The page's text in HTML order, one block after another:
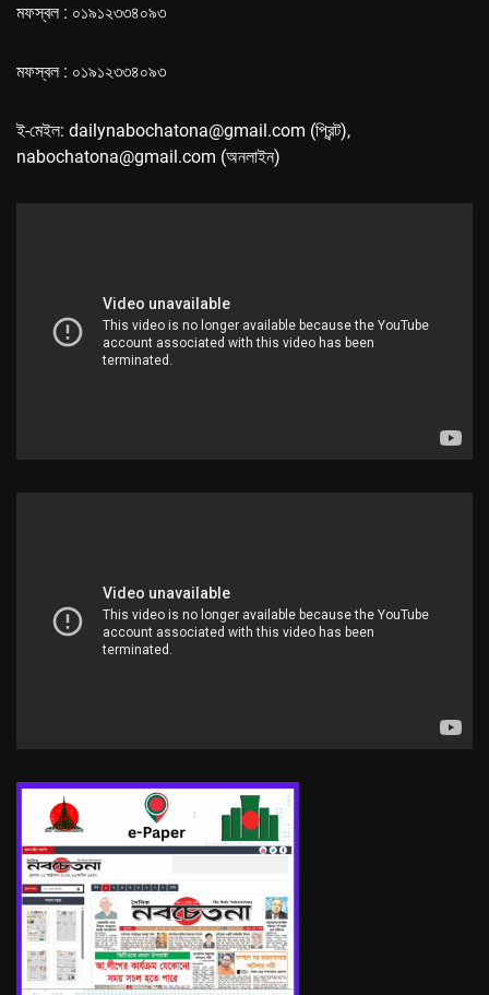
মফস্বল : ০১৯১২৩৩৪০৯৩
মফস্বল : ০১৯১২৩৩৪০৯৩
ই-মেইল: dailynabochatona@gmail.com (প্রিন্ট),
nabochatona@gmail.com (অনলাইন)